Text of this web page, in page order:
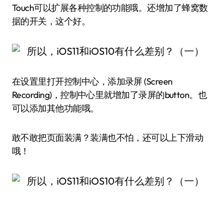
Touch可以扩展各种控制的功能哦。还增加了蜂窝数
据的开关，这个好。
在设置里打开控制中心，添加录屏 (Screen
Recording)，控制中心里就增加了录屏的button。也
可以添加其他功能哦。
敢不敢把页面装满？装满也不怕，还可以上下滑动
哦！